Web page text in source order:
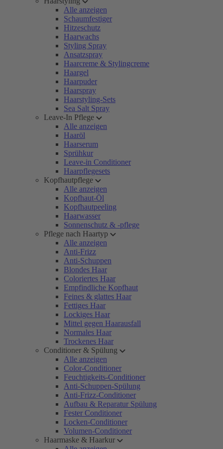
Alle anzeigen
Schaumfestiger
Hitzeschutz
Haarwachs
Styling Spray
Ansatzspray
Haarcreme & Stylingcreme
Haargel
Haarpuder
Haarspray
Haarstyling-Sets
Sea Salt Spray
Leave-In Pflege
Alle anzeigen
Haaröl
Haarserum
Sprühkur
Leave-in Conditioner
Haarpflegesets
Kopfhautpflege
Alle anzeigen
Kopfhaut-Öl
Kopfhautpeeling
Haarwasser
Sonnenschutz & -pflege
Pflege nach Haartyp
Alle anzeigen
Anti-Frizz
Anti-Schuppen
Blondes Haar
Coloriertes Haar
Empfindliche Kopfhaut
Feines & glattes Haar
Fettiges Haar
Lockiges Haar
Mittel gegen Haarausfall
Normales Haar
Trockenes Haar
Conditioner & Spülung
Alle anzeigen
Color-Conditioner
Feuchtigkeits-Conditioner
Anti-Schuppen-Spülung
Anti-Frizz-Conditioner
Aufbau & Reparatur Spülung
Fester Conditioner
Locken-Conditioner
Volumen-Conditioner
Haarmaske & Haarkur